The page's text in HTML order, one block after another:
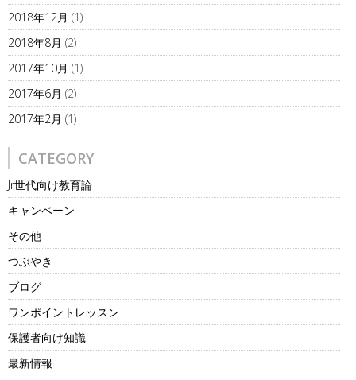
2018年12月 (1)
2018年8月 (2)
2017年10月 (1)
2017年6月 (2)
2017年2月 (1)
CATEGORY
Jr世代向け教育論
キャンペーン
その他
つぶやき
ブログ
ワンポイントレッスン
保護者向け知識
最新情報